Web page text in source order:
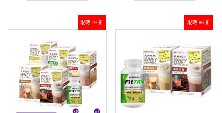
限時 79 折 限時 86 折